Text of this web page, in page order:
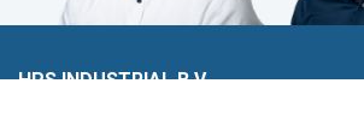
HPS INDUSTRIAL B.V.